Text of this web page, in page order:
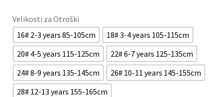
Velikosti za Otroški
16# 2-3 years 85-105cm
18# 3-4 years 105-115cm
20# 4-5 years 115-125cm
22# 6-7 years 125-135cm
24# 8-9 years 135-145cm
26# 10-11 years 145-155cm
28# 12-13 years 155-165cm